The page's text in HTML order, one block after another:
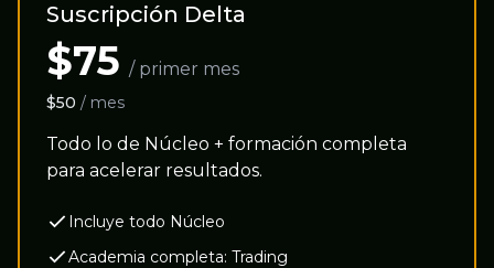
Suscripción Delta
$75 / primer mes
$50 / mes
Todo lo de Núcleo + formación completa
para acelerar resultados.
Incluye todo Núcleo
Academia completa: Trading